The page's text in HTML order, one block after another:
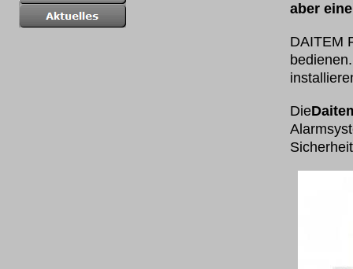
aber
DAITEM
Die